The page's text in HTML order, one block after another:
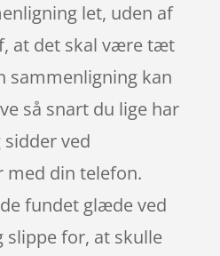
let, uden af
at det skal være tæt
sammenligning kan
så snart du lige har
ved
med din telefon.
fundet glæde ved
slippe for, at skulle